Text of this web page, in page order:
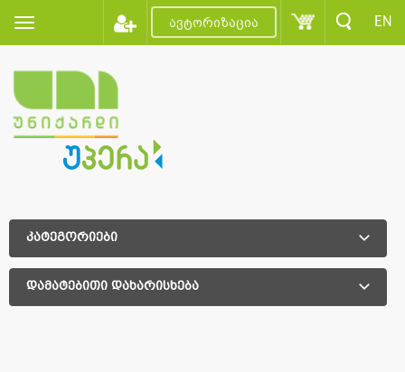
ავტორიზაცია EN
კატეგორიები
დამატებითი დახარისხება